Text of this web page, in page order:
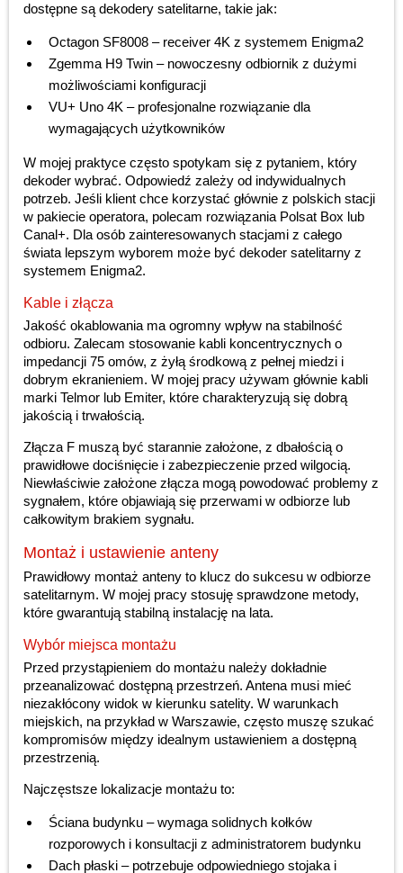
dostępne są dekodery satelitarne, takie jak:
Octagon SF8008 – receiver 4K z systemem Enigma2
Zgemma H9 Twin – nowoczesny odbiornik z dużymi
możliwościami konfiguracji
VU+ Uno 4K – profesjonalne rozwiązanie dla
wymagających użytkowników
W mojej praktyce często spotykam się z pytaniem, który
dekoder wybrać. Odpowiedź zależy od indywidualnych
potrzeb. Jeśli klient chce korzystać głównie z polskich stacji
w pakiecie operatora, polecam rozwiązania Polsat Box lub
Canal+. Dla osób zainteresowanych stacjami z całego
świata lepszym wyborem może być dekoder satelitarny z
systemem Enigma2.
Kable i złącza
Jakość okablowania ma ogromny wpływ na stabilność
odbioru. Zalecam stosowanie kabli koncentrycznych o
impedancji 75 omów, z żyłą środkową z pełnej miedzi i
dobrym ekranieniem. W mojej pracy używam głównie kabli
marki Telmor lub Emiter, które charakteryzują się dobrą
jakością i trwałością.
Złącza F muszą być starannie założone, z dbałością o
prawidłowe dociśnięcie i zabezpieczenie przed wilgocią.
Niewłaściwie założone złącza mogą powodować problemy z
sygnałem, które objawiają się przerwami w odbiorze lub
całkowitym brakiem sygnału.
Montaż i ustawienie anteny
Prawidłowy montaż anteny to klucz do sukcesu w odbiorze
satelitarnym. W mojej pracy stosuję sprawdzone metody,
które gwarantują stabilną instalację na lata.
Wybór miejsca montażu
Przed przystąpieniem do montażu należy dokładnie
przeanalizować dostępną przestrzeń. Antena musi mieć
niezakłócony widok w kierunku satelity. W warunkach
miejskich, na przykład w Warszawie, często muszę szukać
kompromisów między idealnym ustawieniem a dostępną
przestrzenią.
Najczęstsze lokalizacje montażu to:
Ściana budynku – wymaga solidnych kołków
rozporowych i konsultacji z administratorem budynku
Dach płaski – potrzebuje odpowiedniego stojaka i